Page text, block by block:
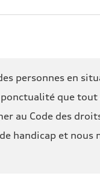
personnes en
ponctualité que
au Code des
handicap et nous